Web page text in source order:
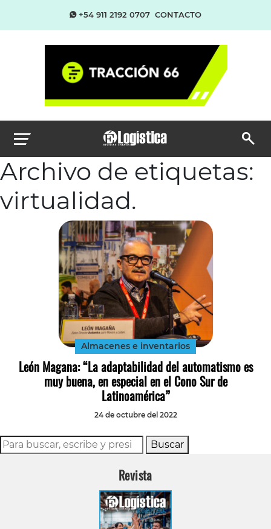
+54 911 2192 0707 CONTACTO
Archivo de etiquetas:
virtualidad.
Almacenes e inventarios
León Magana: “La adaptabilidad del automatismo es
muy buena, en especial en el Cono Sur de
Latinoamérica”
24 de octubre del 2022
Buscar
Revista